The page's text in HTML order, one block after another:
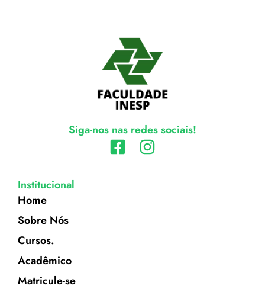
Siga-nos nas redes sociais!
Institucional
Home
Sobre Nós
Cursos.
Acadêmico
Matricule-se